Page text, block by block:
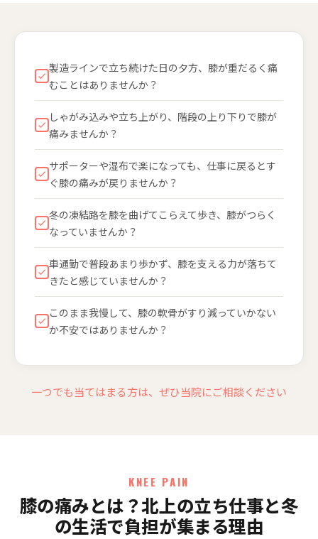
製造ラインで立ち続けた日の夕方、膝が重だるく痛
むことはありませんか？
しゃがみ込みや立ち上がり、階段の上り下りで膝が
痛みませんか？
サポーターや湿布で楽になっても、仕事に戻るとす
ぐ膝の痛みが戻りませんか？
冬の凍結路を膝を曲げてこらえて歩き、膝がつらく
なっていませんか？
車通勤で普段あまり歩かず、膝を支える力が落ちて
きたと感じていませんか？
このまま我慢して、膝の軟骨がすり減っていかない
か不安ではありませんか？
一つでも当てはまる方は、ぜひ当院にご相談ください
KNEE PAIN
膝の痛みとは？北上の立ち仕事と冬
の生活で負担が集まる理由